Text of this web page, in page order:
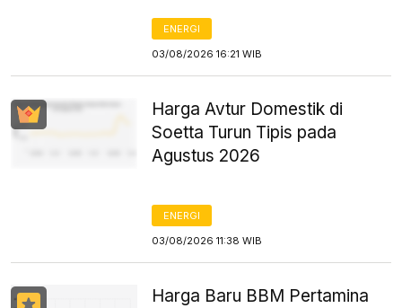
ENERGI
03/08/2026 16:21 WIB
Harga Avtur Domestik di
Soetta Turun Tipis pada
Agustus 2026
ENERGI
03/08/2026 11:38 WIB
Harga Baru BBM Pertamina